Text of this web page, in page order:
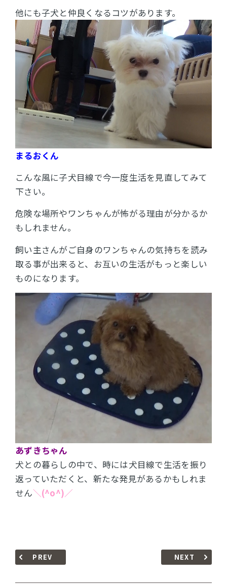
他にも子犬と仲良くなるコツがあります。
まるおくん
こんな風に子犬目線で今一度生活を見直してみて
下さい。
危険な場所やワンちゃんが怖がる理由が分かるか
もしれません。
飼い主さんがご自身のワンちゃんの気持ちを読み
取る事が出来ると、お互いの生活がもっと楽しい
ものになります。
あずきちゃん
犬との暮らしの中で、時には犬目線で生活を振り
返っていただくと、新たな発見があるかもしれま
せん＼(^o^)／
PREV NEXT